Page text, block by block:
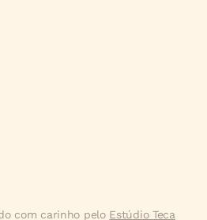
com carinho pelo Estúdio Teca